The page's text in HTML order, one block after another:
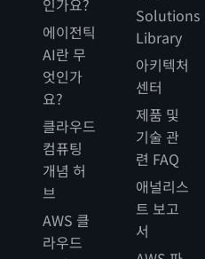
인가요?
에이전틱
AI란 무
엇인가
요?
클라우드
컴퓨팅
개념 허
브
AWS 클
라우드
Solutions
Library
아키텍처
센터
제품 및
기술 관
련 FAQ
애널리스
트 보고
서